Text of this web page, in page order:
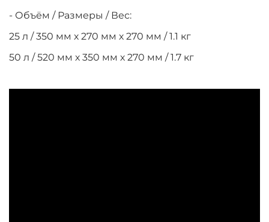
- Объём / Размеры / Вес:
25 л / 350 мм х 270 мм х 270 мм / 1.1 кг
50 л / 520 мм х 350 мм х 270 мм / 1.7 кг